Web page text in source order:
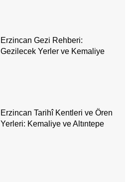
Erzincan Gezi Rehberi:
Gezilecek Yerler ve Kemaliye
Erzincan Tarihî Kentleri ve Ören
Yerleri: Kemaliye ve Altıntepe